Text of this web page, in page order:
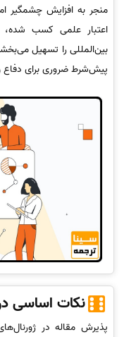
منجر به افزایش چشمگیر
اعتبار علمی کسب
بین‌المللی را تسهیل
پیش‌شرط ضروری برای
نکات اساسی
پذیرش مقاله در